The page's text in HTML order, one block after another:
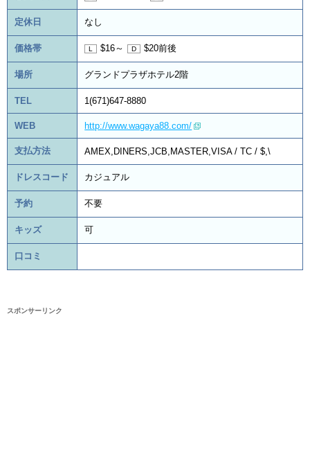
定休日 なし
価格帯 $16～ $20前後
場所 グランドプラザホテル2階
TEL 1(671)647-8880
WEB http://www.wagaya88.com/
支払方法 AMEX,DINERS,JCB,MASTER,VISA / TC / $,\
ドレスコード カジュアル
予約 不要
キッズ 可
口コミ
スポンサーリンク